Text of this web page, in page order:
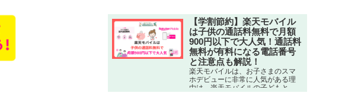
以下528円の激安学割適用する方法
も。通話無料・見守り機能付きで
安心、スマホそのまま使える条件
も解説。
【学割節約】楽天モバイル
は子供の通話料無料で月額
900円以下で大人気！通話料
無料が有料になる電話番号
と注意点も解説！
楽天モバイルは、お子さまのスマ
ホデビューに非常に人気がある理
由は、楽天モバイルの子どもと親